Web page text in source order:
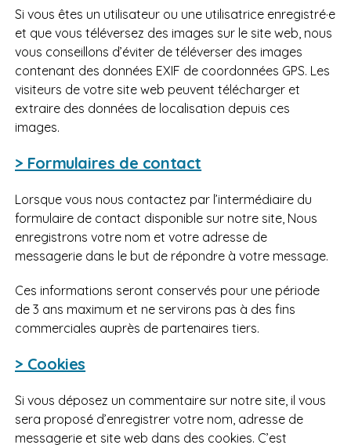
Si vous êtes un utilisateur ou une utilisatrice enregistré·e
et que vous téléversez des images sur le site web, nous
vous conseillons d’éviter de téléverser des images
contenant des données EXIF de coordonnées GPS. Les
visiteurs de votre site web peuvent télécharger et
extraire des données de localisation depuis ces
images.
> Formulaires de contact
Lorsque vous nous contactez par l’intermédiaire du
formulaire de contact disponible sur notre site, Nous
enregistrons votre nom et votre adresse de
messagerie dans le but de répondre à votre message.
Ces informations seront conservés pour une période
de 3 ans maximum et ne servirons pas à des fins
commerciales auprès de partenaires tiers.
> Cookies
Si vous déposez un commentaire sur notre site, il vous
sera proposé d’enregistrer votre nom, adresse de
messagerie et site web dans des cookies. C’est